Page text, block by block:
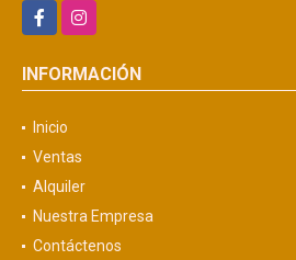
FacebookInstagram
INFORMACIÓN
Inicio
Ventas
Alquiler
Nuestra Empresa
Contáctenos